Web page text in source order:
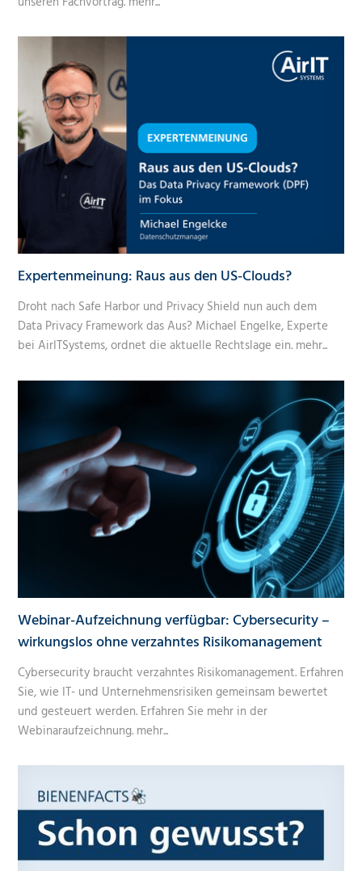
Expertenmeinung: Raus aus den US-Clouds?
Droht nach Safe Harbor und Privacy Shield nun auch dem
Data Privacy Framework das Aus? Michael Engelke, Experte
bei AirITSystems, ordnet die aktuelle Rechtslage ein. mehr...
Webinar-Aufzeichnung verfügbar: Cybersecurity –
wirkungslos ohne verzahntes Risikomanagement
Cybersecurity braucht verzahntes Risikomanagement. Erfahren
Sie, wie IT- und Unternehmensrisiken gemeinsam bewertet
und gesteuert werden. Erfahren Sie mehr in der
Webinaraufzeichnung. mehr...